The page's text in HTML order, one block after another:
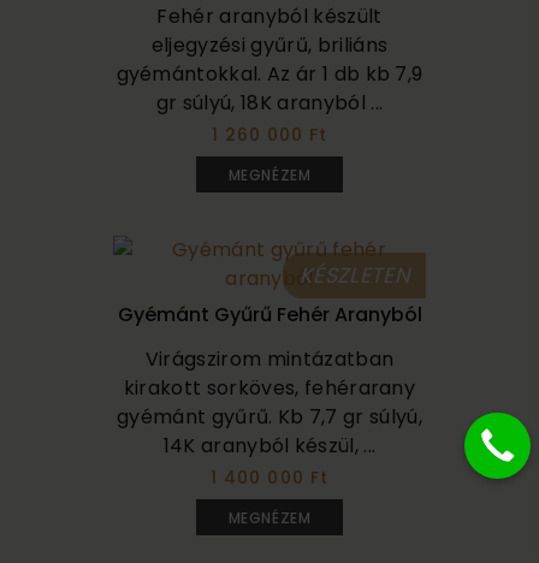
Fehér aranyból készült
eljegyzési gyűrű, briliáns
gyémántokkal. Az ár 1 db kb 7,9
gr súlyú, 18K aranyból ...
1 260 000 Ft
MEGNÉZEM
KÉSZLETEN
Gyémánt Gyűrű Fehér Aranyból
Virágszirom mintázatban
kirakott sorköves, fehérarany
gyémánt gyűrű. Kb 7,7 gr súlyú,
14K aranyból készül, ...
1 400 000 Ft
MEGNÉZEM